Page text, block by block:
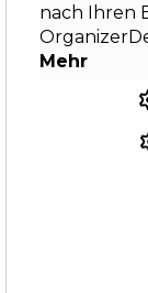
nach Ihren
Mehr